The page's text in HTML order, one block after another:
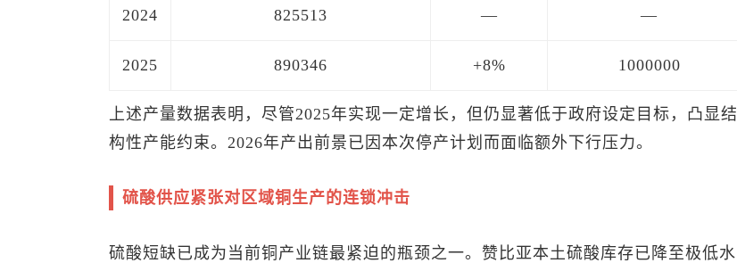
2024 825513 — —
2025 890346 +8% 1000000
上述产量数据表明，尽管2025年实现一定增长，但仍显著低于政府设定目标，凸显结
构性产能约束。2026年产出前景已因本次停产计划而面临额外下行压力。
硫酸供应紧张对区域铜生产的连锁冲击
硫酸短缺已成为当前铜产业链最紧迫的瓶颈之一。赞比亚本土硫酸库存已降至极低水